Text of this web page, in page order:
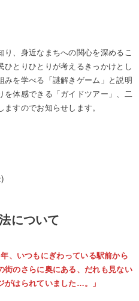
、身近なまちへの関心を深めるこ
ひとりひとりが考えるきっかけとし
を学べる「謎解きゲーム」と説明
を体感できる「ガイドツアー」、二
すのでお知らせします。
について
、いつもにぎわっている駅前から
街のさらに奥にある、だれも⾒ない
がはられていました…。」